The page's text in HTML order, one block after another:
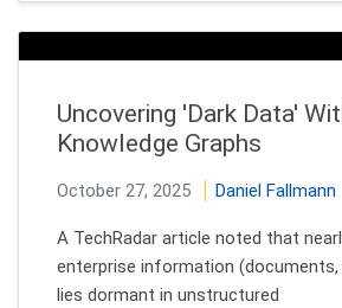
Uncovering 'Dark Data'
Knowledge Graphs
October 27, 2025 Daniel Fallmann
A TechRadar article noted that
enterprise information (documents,
lies dormant in unstructured